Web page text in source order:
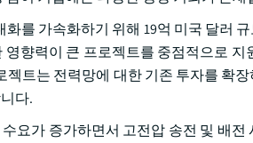
를 가속화하기 위해 19억 미국 달러
향력이 큰 프로젝트를 중점적으로
트는 전력망에 대한 기존 투자를 확
다.
요가 증가하면서 고전압 송전 및 배